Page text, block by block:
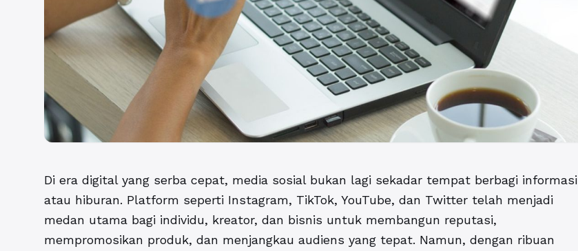
Di era digital yang serba cepat, media sosial bukan lagi sekadar tempat berbagi informasi
atau hiburan. Platform seperti Instagram, TikTok, YouTube, dan Twitter telah menjadi
medan utama bagi individu, kreator, dan bisnis untuk membangun reputasi,
mempromosikan produk, dan menjangkau audiens yang tepat. Namun, dengan ribuan